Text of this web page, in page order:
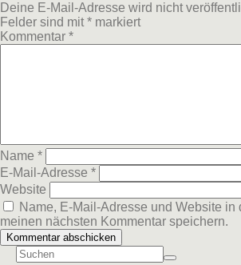
Deine E-Mail-Adresse wird nicht
Felder sind mit * markiert
Kommentar *
Name *
E-Mail-Adresse *
Website
Name, E-Mail-Adresse und Website in
meinen nächsten Kommentar speichern.